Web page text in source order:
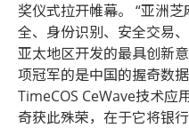
奖仪式拉开帷幕。 “亚洲
全、身份识别、安全交易
亚太地区开发的最具创新
项冠军的是中国的握奇数
TimeCOS CeWave技术应
奇获此殊荣，在于它将银